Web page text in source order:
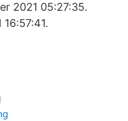
2021 05:27:35.